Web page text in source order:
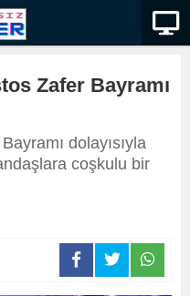
Zafer Bayramı
dolayısıyla
coşkulu bir